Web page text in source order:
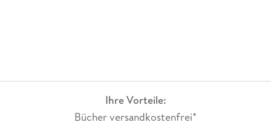
Ihre Vorteile:
Bücher versandkostenfrei*